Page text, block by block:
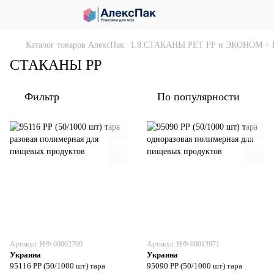
Каталог товаров АлексПак 1.8.СТАКАНЫ РЕТ РР и ЭКОНОМ
СТАКАНЫ РР
Фильтр По популярности
Артикул: НФ-00002700
Украина
95116 РР (50/1000 шт) тара
Артикул: НФ-00013971
Украина
95090 РР (50/1000 шт) тара